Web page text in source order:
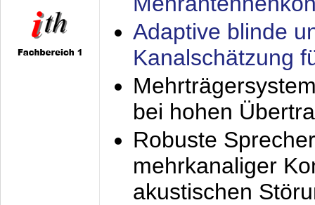
Adaptive blinde
Kanalschätzung
bei hohen
Robuste
mehrkanaliger
akustischen